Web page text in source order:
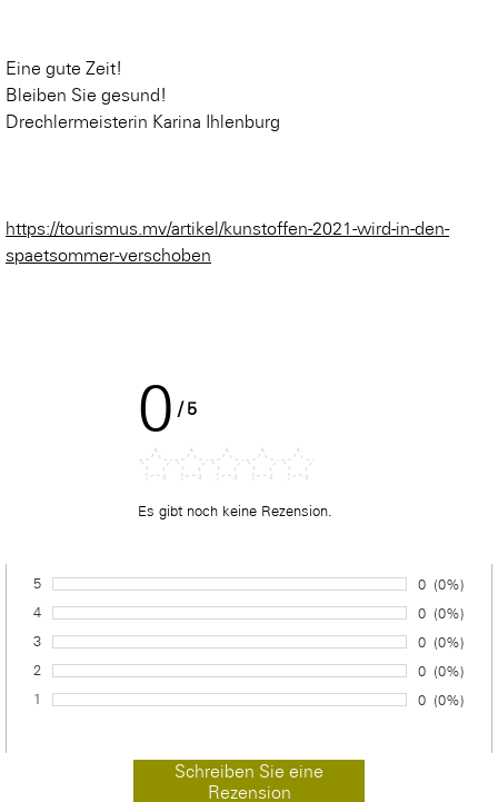
Eine gute Zeit!
Bleiben Sie gesund!
Drechlermeisterin Karina Ihlenburg
https://tourismus.mv/artikel/kunstoffen-2021-wird-in-den-
spaetsommer-verschoben
0 /5
Es gibt noch keine Rezension.
5 Anzahl von
0 (0%)
4 Anzahl von
0 (0%)
3 Anzahl von
0 (0%)
2 Anzahl von
0 (0%)
1 Anzahl von
0 (0%)